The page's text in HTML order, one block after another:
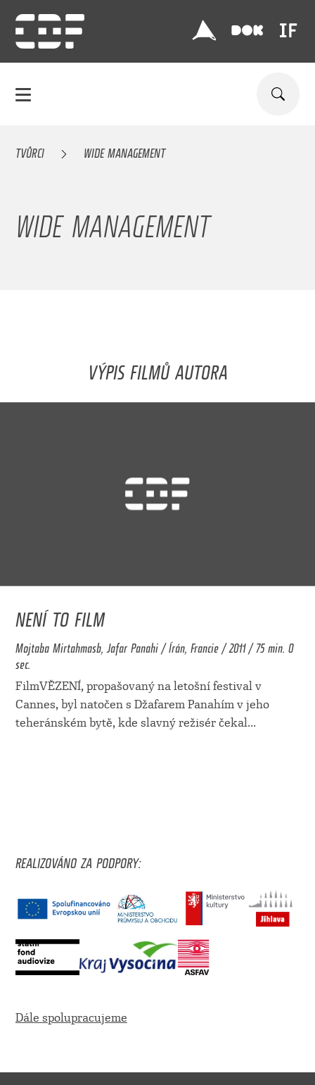
TVŮRCI WIDE MANAGEMENT
WIDE MANAGEMENT
VÝPIS FILMŮ AUTORA
NENÍ TO FILM
Mojtaba Mirtahmasb, Jafar Panahi / Írán, Francie / 2011 / 75 min. 0
sec.
FilmVĚZENÍ, propašovaný na letošní festival v
Cannes, byl natočen s Džafarem Panahím v jeho
teheránském bytě, kde slavný režisér čekal...
REALIZOVÁNO ZA PODPORY:
Dále spolupracujeme